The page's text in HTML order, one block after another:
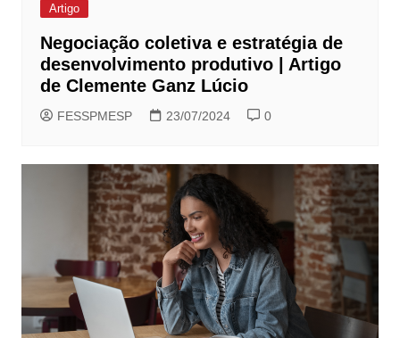
Artigo
Negociação coletiva e estratégia de
desenvolvimento produtivo | Artigo
de Clemente Ganz Lúcio
FESSPMESP 23/07/2024 0